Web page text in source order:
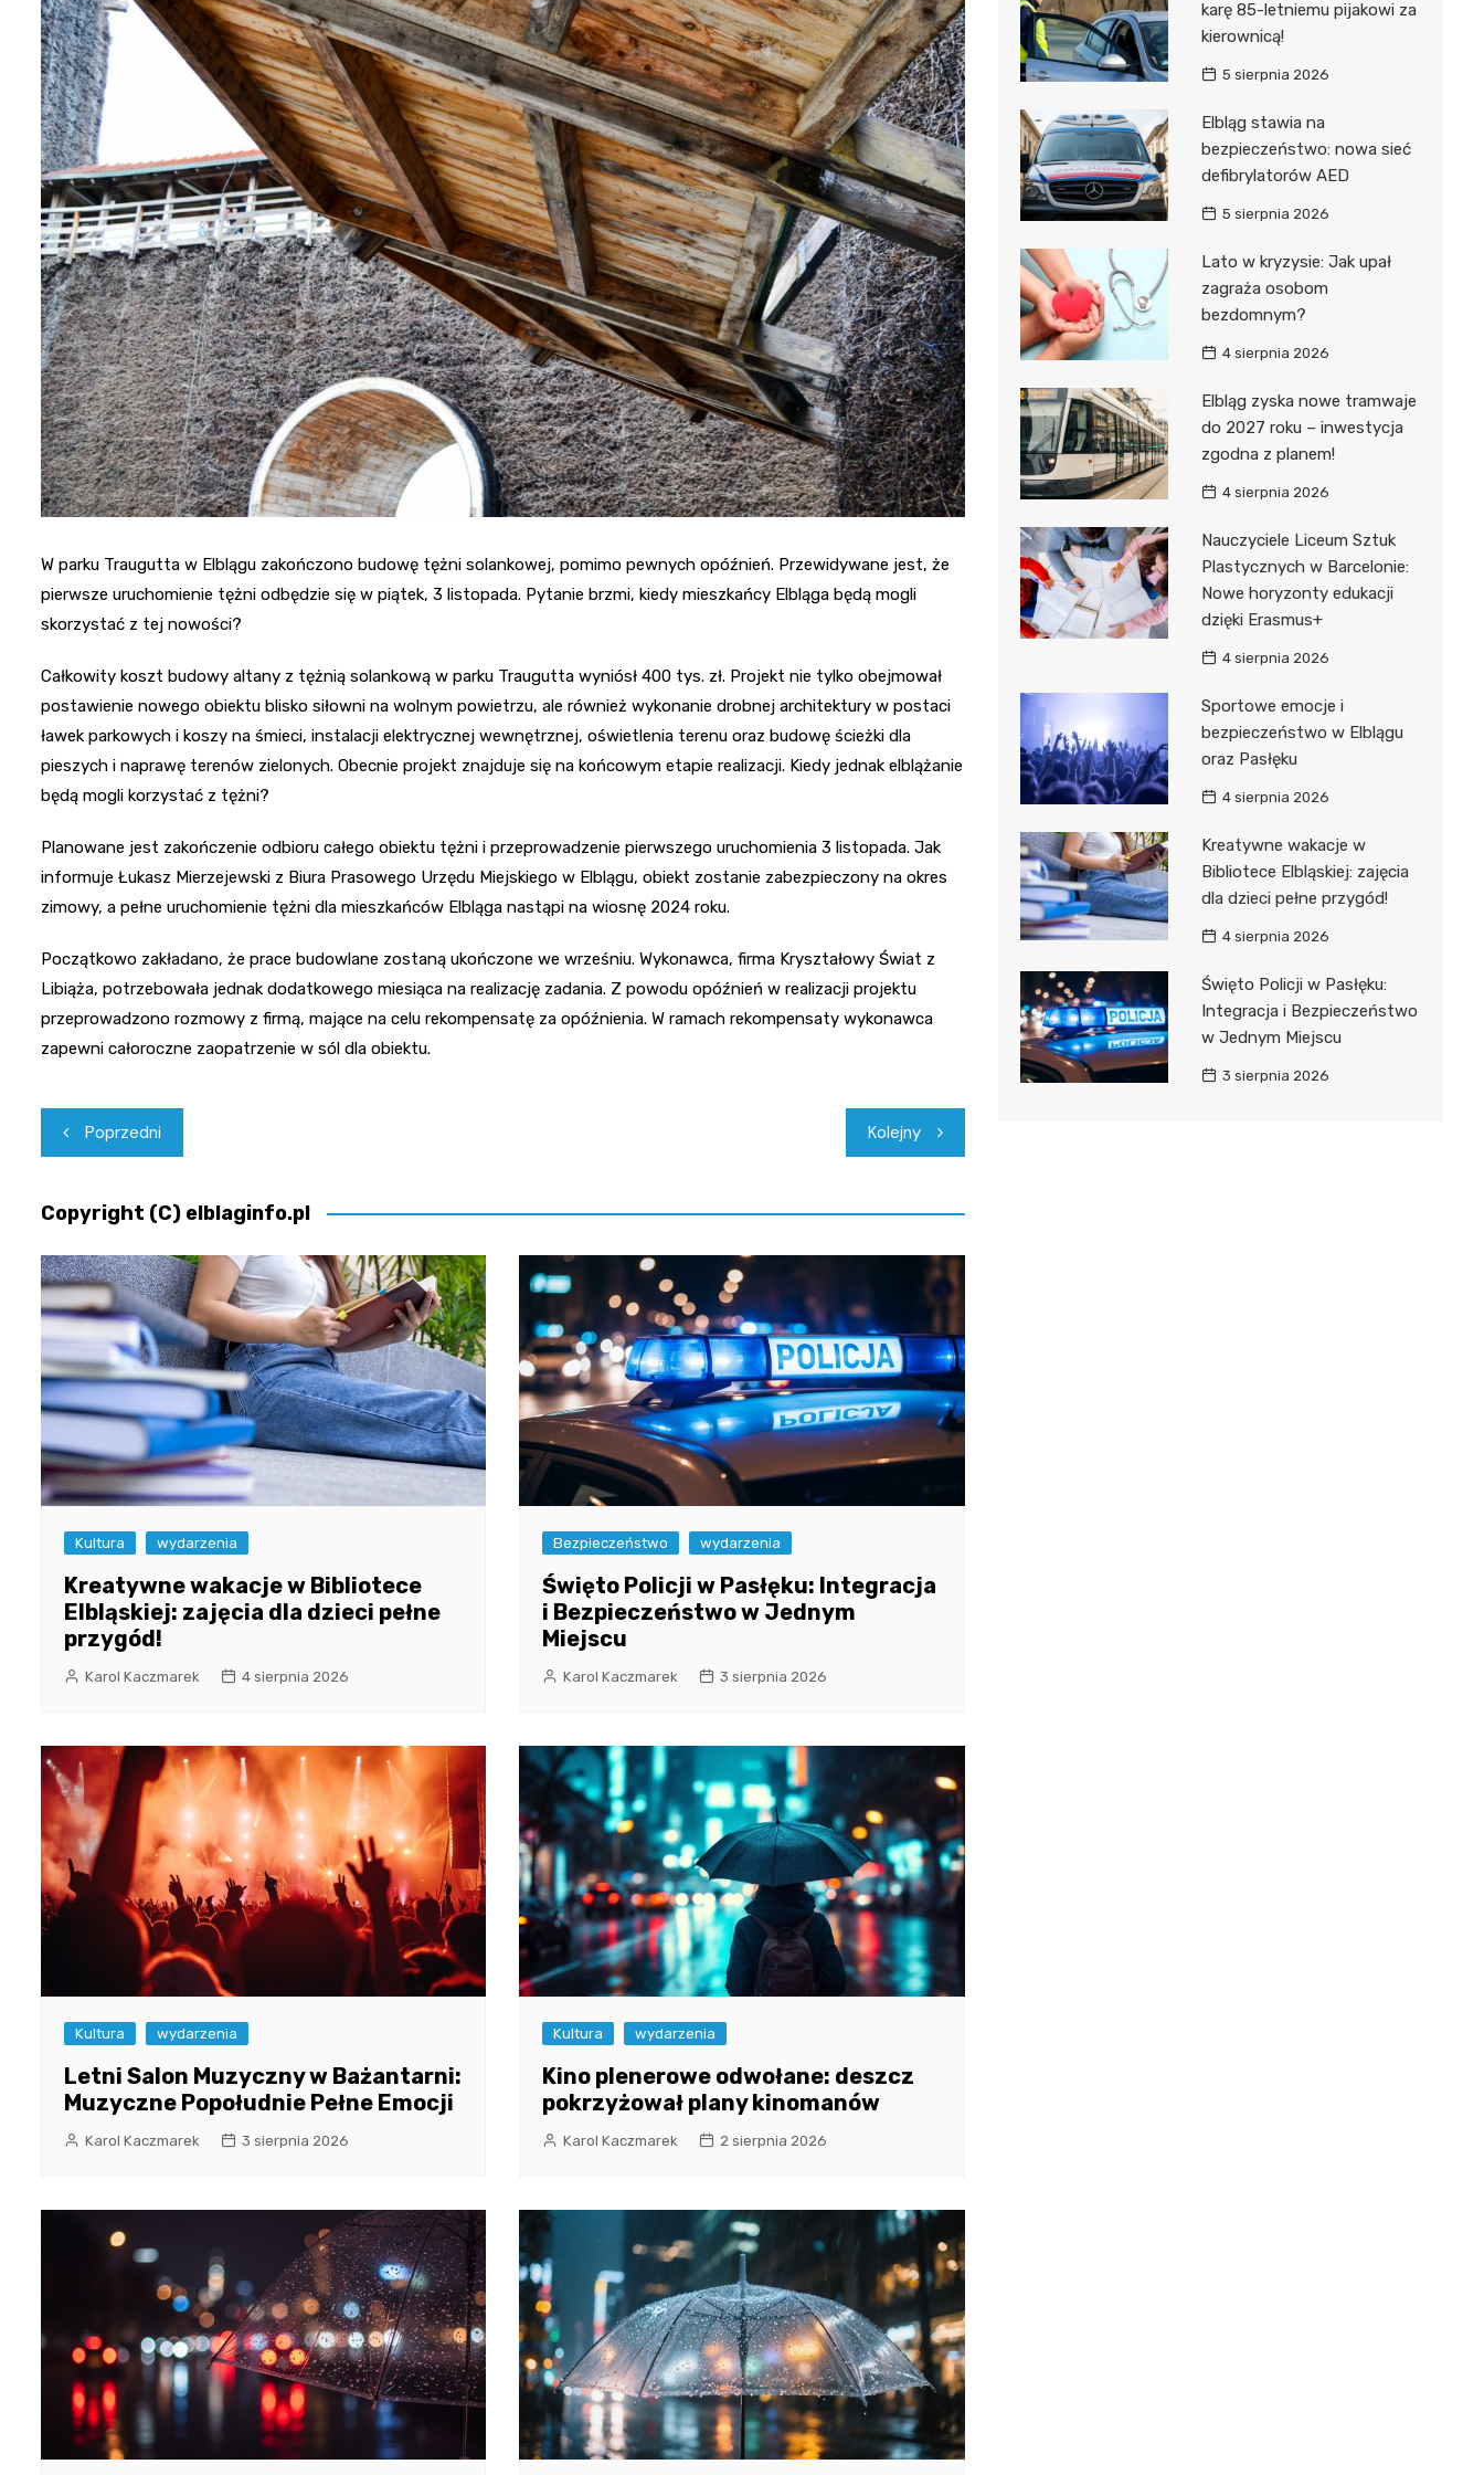
Fryzjer
Poczta
Kino
W parku Traugutta w Elblągu zakończono budowę tężni solankowej, pomimo pewnych opóźnień. Przewidywane jest, że
pierwsze uruchomienie tężni odbędzie się w piątek, 3 listopada. Pytanie brzmi, kiedy mieszkańcy Elbląga będą mogli
skorzystać z tej nowości?
Całkowity koszt budowy altany z tężnią solankową w parku Traugutta wyniósł 400 tys. zł. Projekt nie tylko obejmował
postawienie nowego obiektu blisko siłowni na wolnym powietrzu, ale również wykonanie drobnej architektury w postaci
ławek parkowych i koszy na śmieci, instalacji elektrycznej wewnętrznej, oświetlenia terenu oraz budowę ścieżki dla
pieszych i naprawę terenów zielonych. Obecnie projekt znajduje się na końcowym etapie realizacji. Kiedy jednak elblążanie
będą mogli korzystać z tężni?
Planowane jest zakończenie odbioru całego obiektu tężni i przeprowadzenie pierwszego uruchomienia 3 listopada. Jak
informuje Łukasz Mierzejewski z Biura Prasowego Urzędu Miejskiego w Elblągu, obiekt zostanie zabezpieczony na okres
zimowy, a pełne uruchomienie tężni dla mieszkańców Elbląga nastąpi na wiosnę 2024 roku.
Początkowo zakładano, że prace budowlane zostaną ukończone we wrześniu. Wykonawca, firma Kryształowy Świat z
Libiąża, potrzebowała jednak dodatkowego miesiąca na realizację zadania. Z powodu opóźnień w realizacji projektu
przeprowadzono rozmowy z firmą, mające na celu rekompensatę za opóźnienia. W ramach rekompensaty wykonawca
zapewni całoroczne zaopatrzenie w sól dla obiektu.
Nawigacja
wpisu
Poprzedni Kolejny
Copyright (C) elblaginfo.pl
Kultura wydarzenia
Kreatywne wakacje w Bibliotece
Elbląskiej: zajęcia dla dzieci pełne
przygód!
Karol Kaczmarek 4 sierpnia 2026
Bezpieczeństwo wydarzenia
Święto Policji w Pasłęku: Integracja
i Bezpieczeństwo w Jednym
Miejscu
Karol Kaczmarek 3 sierpnia 2026
Kultura wydarzenia
Letni Salon Muzyczny w Bażantarni:
Muzyczne Popołudnie Pełne Emocji
Karol Kaczmarek 3 sierpnia 2026
Kultura wydarzenia
Kino plenerowe odwołane: deszcz
pokrzyżował plany kinomanów
Karol Kaczmarek 2 sierpnia 2026
karę 85-letniemu pijakowi za
kierownicą!
5 sierpnia 2026
Elbląg stawia na
bezpieczeństwo: nowa sieć
defibrylatorów AED
5 sierpnia 2026
Lato w kryzysie: Jak upał
zagraża osobom
bezdomnym?
4 sierpnia 2026
Elbląg zyska nowe tramwaje
do 2027 roku – inwestycja
zgodna z planem!
4 sierpnia 2026
Nauczyciele Liceum Sztuk
Plastycznych w Barcelonie:
Nowe horyzonty edukacji
dzięki Erasmus+
4 sierpnia 2026
Sportowe emocje i
bezpieczeństwo w Elblągu
oraz Pasłęku
4 sierpnia 2026
Kreatywne wakacje w
Bibliotece Elbląskiej: zajęcia
dla dzieci pełne przygód!
4 sierpnia 2026
Święto Policji w Pasłęku:
Integracja i Bezpieczeństwo
w Jednym Miejscu
3 sierpnia 2026